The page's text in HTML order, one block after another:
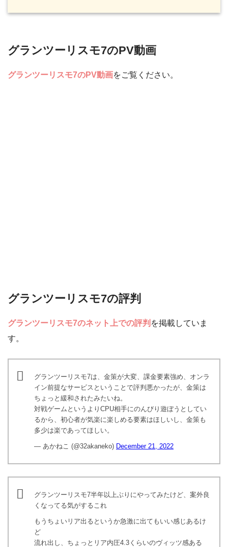
グランツーリスモ7のPV動画
グランツーリスモ7のPV動画をご覧ください。
グランツーリスモ7の評判
グランツーリスモ7のネット上での評判 を掲載していま
す。
グランツーリスモ7は、金策が大変、課金要素強め、オンラ
イン前提なサービスということで評判悪かったが、金策は
ちょっと緩和されたみたいね。
対戦ゲームというよりCPU相手にのんびり遊ぼうとしてい
るから、初心者が気楽に楽しめる要素はほしいし、金策も
多少は楽であってほしい。
— あかねこ (@32akaneko) December 21, 2022
グランツーリスモ7半年以上ぶりにやってみたけど、案外良
くなってる気がするこれ
もうちょいリア出るというか急激に出てもいい感じあるけ
ど
流れ出し、ちょっとリア内圧4.3くらいのヴィッツ感ある